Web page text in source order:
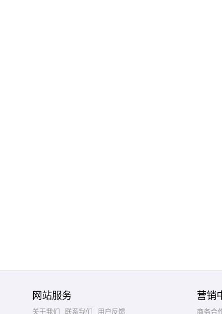
网站服务
关于我们 联系我们
用户反馈
营销
商务合